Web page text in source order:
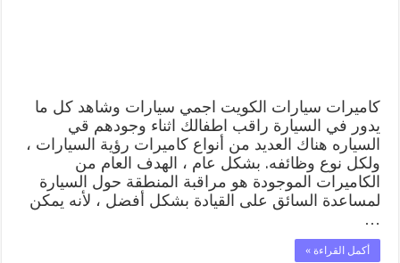
كاميرات سيارات الكويت اجمي سيارات وشاهد كل ما
يدور في السيارة راقب اطفالك اثناء وجودهم قي
السياره هناك العديد من أنواع كاميرات رؤية السيارات ،
ولكل نوع وظائفه. بشكل عام ، الهدف العام من
الكاميرات الموجودة هو مراقبة المنطقة حول السيارة
لمساعدة السائق على القيادة بشكل أفضل ، لأنه يمكن
…
أكمل القراءة »